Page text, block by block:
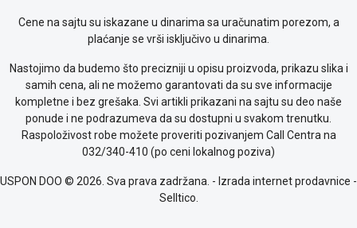
Cene na sajtu su iskazane u dinarima sa uračunatim porezom, a
plaćanje se vrši isključivo u dinarima.
Nastojimo da budemo što precizniji u opisu proizvoda, prikazu slika i
samih cena, ali ne možemo garantovati da su sve informacije
kompletne i bez grešaka. Svi artikli prikazani na sajtu su deo naše
ponude i ne podrazumeva da su dostupni u svakom trenutku.
Raspoloživost robe možete proveriti pozivanjem Call Centra na
032/340-410 (po ceni lokalnog poziva)
USPON DOO © 2026. Sva prava zadržana. - Izrada internet prodavnice -
Selltico.